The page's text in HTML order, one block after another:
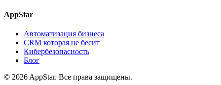
AppStar
Автоматизация бизнеса
CRM которая не бесит
Кибербезопасность
Блог
© 2026 AppStar. Все права защищены.